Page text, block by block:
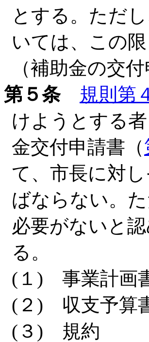
とする。ただ
いては、この
（補助金の交付
第５条
規則第
けようとする
金交付申請書（
て、市長に対
ばならない。
必要がないと
る。
(１) 事業計画
(２) 収支予算
(３) 規約